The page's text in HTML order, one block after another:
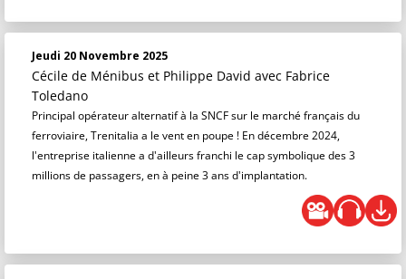
Jeudi 20 Novembre 2025
Cécile de Ménibus et Philippe David avec Fabrice
Toledano
Principal opérateur alternatif à la SNCF sur le marché français du
ferroviaire, Trenitalia a le vent en poupe ! En décembre 2024,
l'entreprise italienne a d'ailleurs franchi le cap symbolique des 3
millions de passagers, en à peine 3 ans d'implantation.